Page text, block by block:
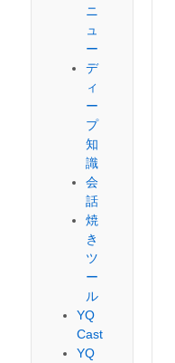
ニ
ュ
ー
デ
ィ
ー
プ
知
識
会
話
焼
き
ツ
ー
ル
YQ
Cast
YQ